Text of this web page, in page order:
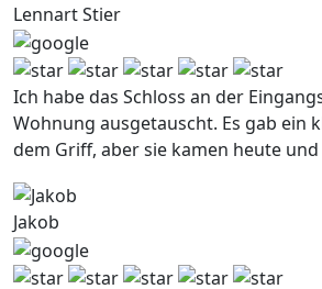
Lennart Stier
Ich habe das Schloss an der
Wohnung ausgetauscht. Es gab ein
dem Griff, aber sie kamen heute
Jakob